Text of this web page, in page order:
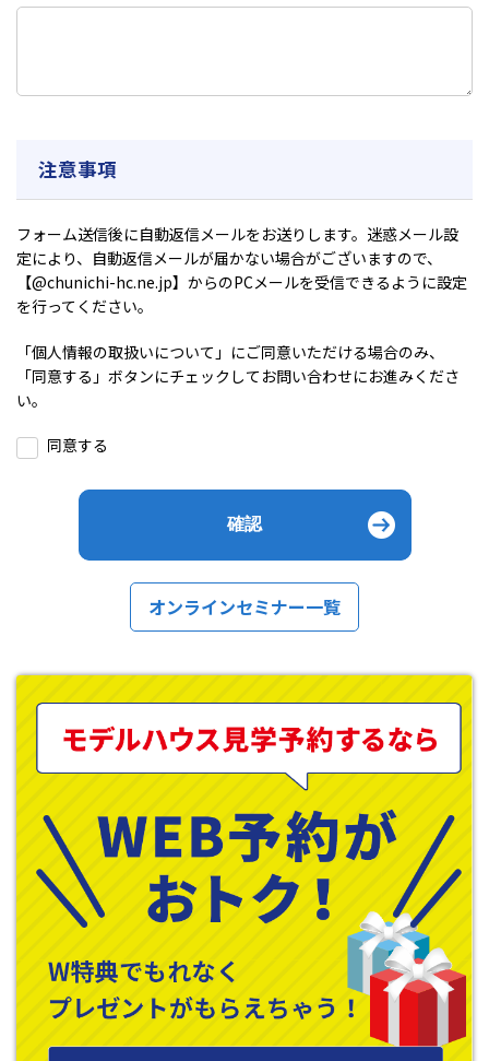
注意事項
フォーム送信後に自動返信メールをお送りします。迷惑メール設
定により、自動返信メールが届かない場合がございますので、
【@chunichi-hc.ne.jp】からのPCメールを受信できるように設定
を行ってください。
「個人情報の取扱いについて 」にご同意いただける場合のみ、
「同意する」ボタンにチェックしてお問い合わせにお進みくださ
い。
同意する
オンラインセミナー一覧